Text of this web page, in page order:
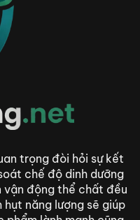
trọng đòi hỏi sự kết
chế độ dinh dưỡng
vận động thể chất đều
năng lượng sẽ giúp